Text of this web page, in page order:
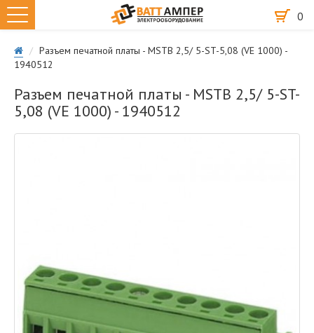
0
Разъем печатной платы - MSTB 2,5/ 5-ST-5,08 (VE 1000) -
1940512
Разъем печатной платы - MSTB 2,5/ 5-ST-
5,08 (VE 1000) - 1940512